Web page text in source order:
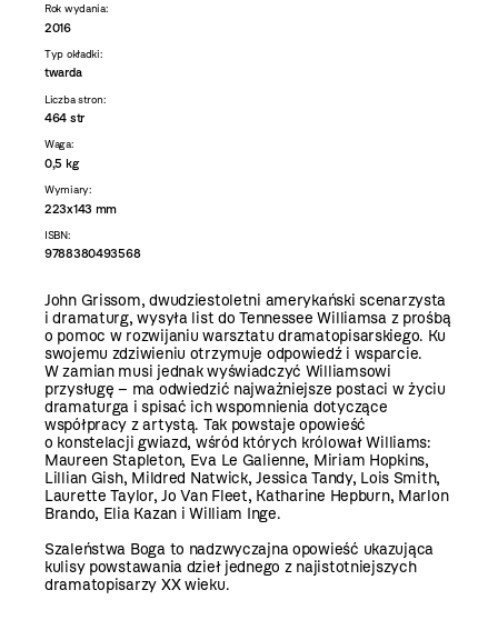
Rok wydania:
2016
Typ okładki:
twarda
Liczba stron:
464 str
Waga:
0,5 kg
Wymiary:
223x143 mm
ISBN:
9788380493568
John Grissom, dwudziestoletni amerykański scenarzysta
i dramaturg, wysyła list do Tennessee Williamsa z prośbą
o pomoc w rozwijaniu warsztatu dramatopisarskiego. Ku
swojemu zdziwieniu otrzymuje odpowiedź i wsparcie.
W zamian musi jednak wyświadczyć Williamsowi
przysługę – ma odwiedzić najważniejsze postaci w życiu
dramaturga i spisać ich wspomnienia dotyczące
współpracy z artystą. Tak powstaje opowieść
o konstelacji gwiazd, wśród których królował Williams:
Maureen Stapleton, Eva Le Galienne, Miriam Hopkins,
Lillian Gish, Mildred Natwick, Jessica Tandy, Lois Smith,
Laurette Taylor, Jo Van Fleet, Katharine Hepburn, Marlon
Brando, Elia Kazan i William Inge.
Szaleństwa Boga to nadzwyczajna opowieść ukazująca
kulisy powstawania dzieł jednego z najistotniejszych
dramatopisarzy XX wieku.